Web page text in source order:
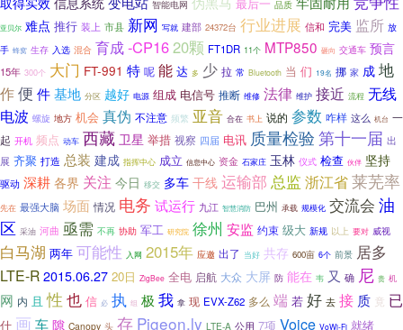
智能电网 品质
亚贝尔 难点 推行 装上 市县 新网 写就 建部 24372台 行业进展 信和 完美 监所 放
手 蜂窝 生存 入选 混合 育成-CP1620颗 FT1DR 11个 MTP850 砸向 交通车 预言
15年 300个 大门 FT-991 特 呢 能 达 多 少 拉 常 Bluetooth 当 们 19名 挪 家 成 地
作便 件基地 分区 越好 电源 组成 电信号 推断 维修 法律 维护 接近 流程 无线
电波 螺旋 地方 机会 真伪 不注意 频繁 亚音 合在 书上 说的 参数 咋样 这么 机台 一
起 开机 频点 动车 西藏 卫星 举措 视察 四届 电讯 质量检验 第十一届 出
展 齐聚 打造 总装 建成 指挥中心 成立 信息中心 资金 石家庄 玉林 仪式 检查 伙伴 坚持
驱动 深耕 各界 关注 今日 移交 多车 干线运输部 总监 浙江省莱芜率
先在 最强大脑 场面 情况 电务 试运行 九江 智慧消防 巴州 承载 规模化 交流会 油
区 采油 河曲 亟需 不再 协助 军工 研究院 徐州 安监 约束 级大 新规 以上 要对 威视
白马湖 两年 可能性 入网 2015年 应邀 出了 当好 共存 600亩 6个 前景 居多
LTE-R 2015.06.27 20日 ZigBee 全电 启航 大众 大屏 防 能在 韦 又 确 尼 贵 机
网 内 且 性 也 信 必 执 组 极 我 拿 现 EVX-Z62 多么 端 若 好 去 接 质 竟 已
什 画 车 隙 Canopy 头 存 Pigeon.ly LTE-A 公用 7项 Voice VoWi-Fi 就绪